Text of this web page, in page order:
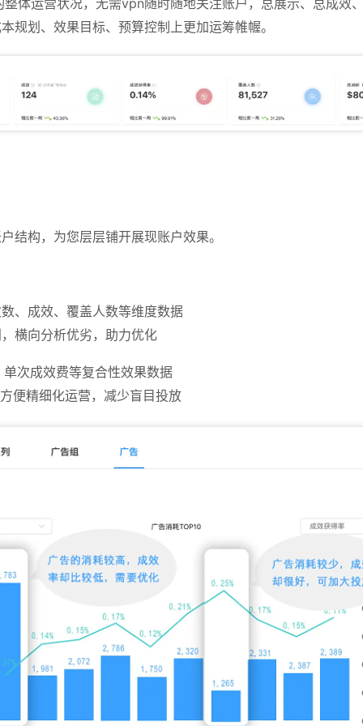
规划、效果目标、预算控制上更加运筹帷幄。
结构，为您层层铺开展现账户效果。
、成效、覆盖人数等维度数据
横向分析优劣，助力优化
次成效费等复合性效果数据
便精细化运营，减少盲目投放